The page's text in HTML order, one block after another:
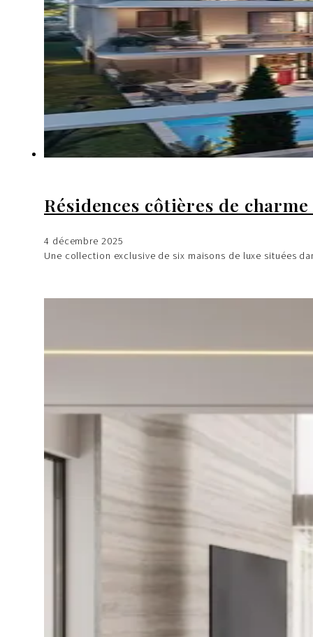
Résidences côtières de charme
4 décembre 2025
Une collection exclusive de six maisons de luxe situées